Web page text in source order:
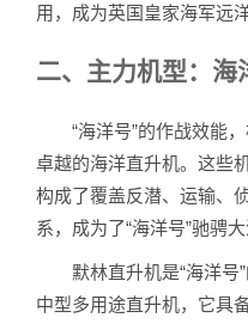
用，成为英国皇家海军远
二、主力机型：海
“海洋号”的作战效能，
卓越的海洋直升机。这些
构成了覆盖反潜、运输、
系，成为了“海洋号”驰骋
默林直升机是“海洋号”
中型多用途直升机，它具